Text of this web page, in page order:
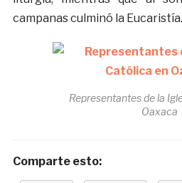
campanas culminó la Eucaristía.
Representantes de la
Oaxaca
Comparte esto: